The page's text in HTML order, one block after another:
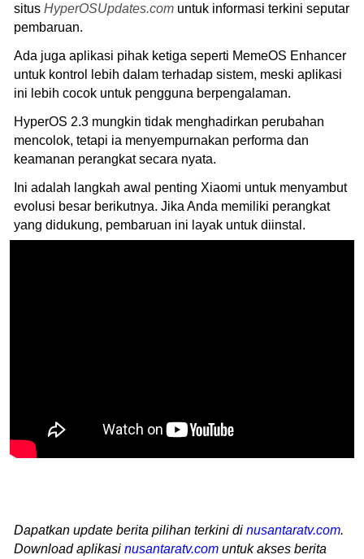
situs HyperOSUpdates.com untuk informasi terkini seputar
pembaruan.
Ada juga aplikasi pihak ketiga seperti MemeOS Enhancer
untuk kontrol lebih dalam terhadap sistem, meski aplikasi
ini lebih cocok untuk pengguna berpengalaman.
HyperOS 2.3 mungkin tidak menghadirkan perubahan
mencolok, tetapi ia menyempurnakan performa dan
keamanan perangkat secara nyata.
Ini adalah langkah awal penting Xiaomi untuk menyambut
evolusi besar berikutnya. Jika Anda memiliki perangkat
yang didukung, pembaruan ini layak untuk diinstal.
Dapatkan update berita pilihan terkini di nusantaratv.com.
Download aplikasi nusantaratv.com untuk akses berita